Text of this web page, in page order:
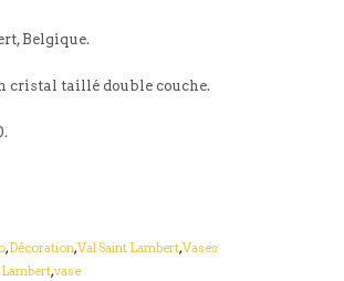
Belgique.
cristal taillé double couche.
,Décoration,Val Saint Lambert,Vases
Lambert,vase